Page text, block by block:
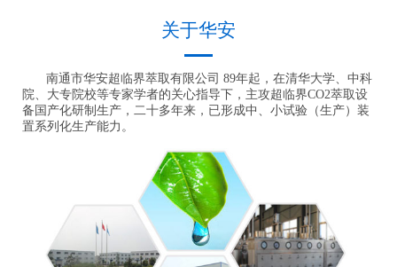
关于华安
南通市华安超临界萃取有限公司 89年起，在清华大学、中科
院、大专院校等专家学者的关心指导下，主攻超临界CO2萃取设
备国产化研制生产，二十多年来，已形成中、小试验（生产）装
置系列化生产能力。